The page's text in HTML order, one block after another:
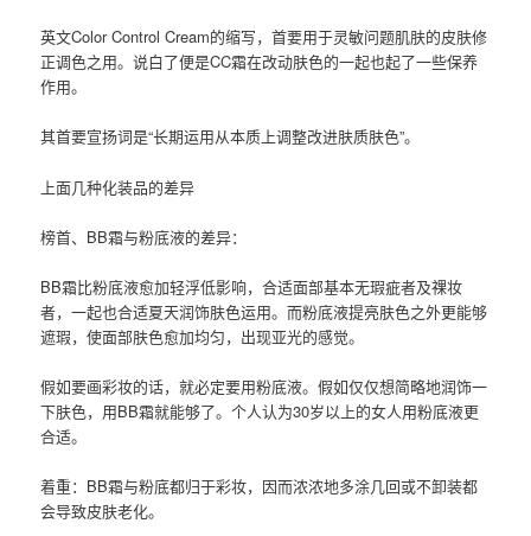
英文Color Control Cream的缩写，首要用于灵敏问题肌肤的皮肤修
正调色之用。说白了便是CC霜在改动肤色的一起也起了一些保养
作用。
其首要宣扬词是“长期运用从本质上调整改进肤质肤色”。
上面几种化装品的差异
榜首、BB霜与粉底液的差异：
BB霜比粉底液愈加轻浮低影响，合适面部基本无瑕疵者及祼妆
者，一起也合适夏天润饰肤色运用。而粉底液提亮肤色之外更能够
遮瑕，使面部肤色愈加均匀，出现亚光的感觉。
假如要画彩妆的话，就必定要用粉底液。假如仅仅想简略地润饰一
下肤色，用BB霜就能够了。个人认为30岁以上的女人用粉底液更
合适。
着重：BB霜与粉底都归于彩妆，因而浓浓地多涂几回或不卸装都
会导致皮肤老化。